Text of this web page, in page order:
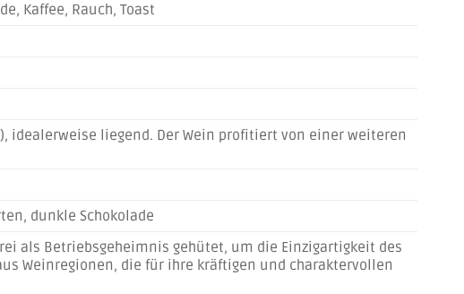
Kaffee, Rauch, Toast
idealerweise liegend. Der Wein profitiert von einer weiteren
dunkle Schokolade
als Betriebsgeheimnis gehütet, um die Einzigartigkeit des
Weinregionen, die für ihre kräftigen und charaktervollen